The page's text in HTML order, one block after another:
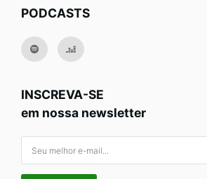
PODCASTS
INSCREVA-SE
em nossa newsletter